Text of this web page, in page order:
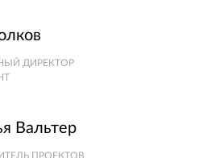
ДИРЕКТОР
Вальтер
ПРОЕКТОВ